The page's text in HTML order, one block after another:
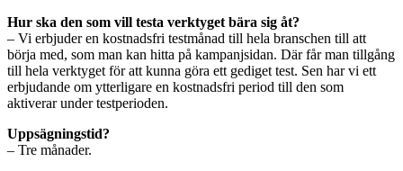
Hur ska den som vill testa verktyget bära sig åt?
– Vi erbjuder en kostnadsfri testmånad till hela branschen till att
börja med, som man kan hitta på kampanjsidan. Där får man tillgång
till hela verktyget för att kunna göra ett gediget test. Sen har vi ett
erbjudande om ytterligare en kostnadsfri period till den som
aktiverar under testperioden.
Uppsägningstid?
– Tre månader.